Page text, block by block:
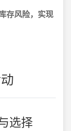
存风险，实现
选择